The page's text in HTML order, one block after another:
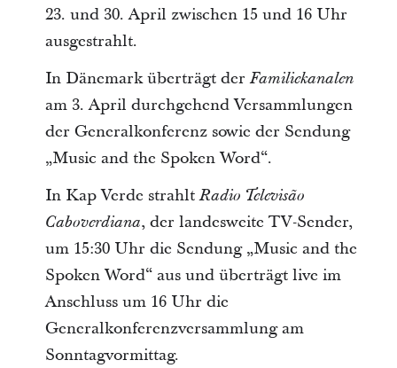
23. und 30. April zwischen 15 und 16 Uhr
ausgestrahlt.
In Dänemark überträgt derFamiliekanalen
am 3. April durchgehend Versammlungen
der Generalkonferenz sowie der Sendung
„Music and the Spoken Word“.
In Kap Verde strahltRadio Televisão
Caboverdiana, der landesweite TV-Sender,
um 15:30 Uhr die Sendung „Music and the
Spoken Word“ aus und überträgt live im
Anschluss um 16 Uhr die
Generalkonferenzversammlung am
Sonntagvormittag.